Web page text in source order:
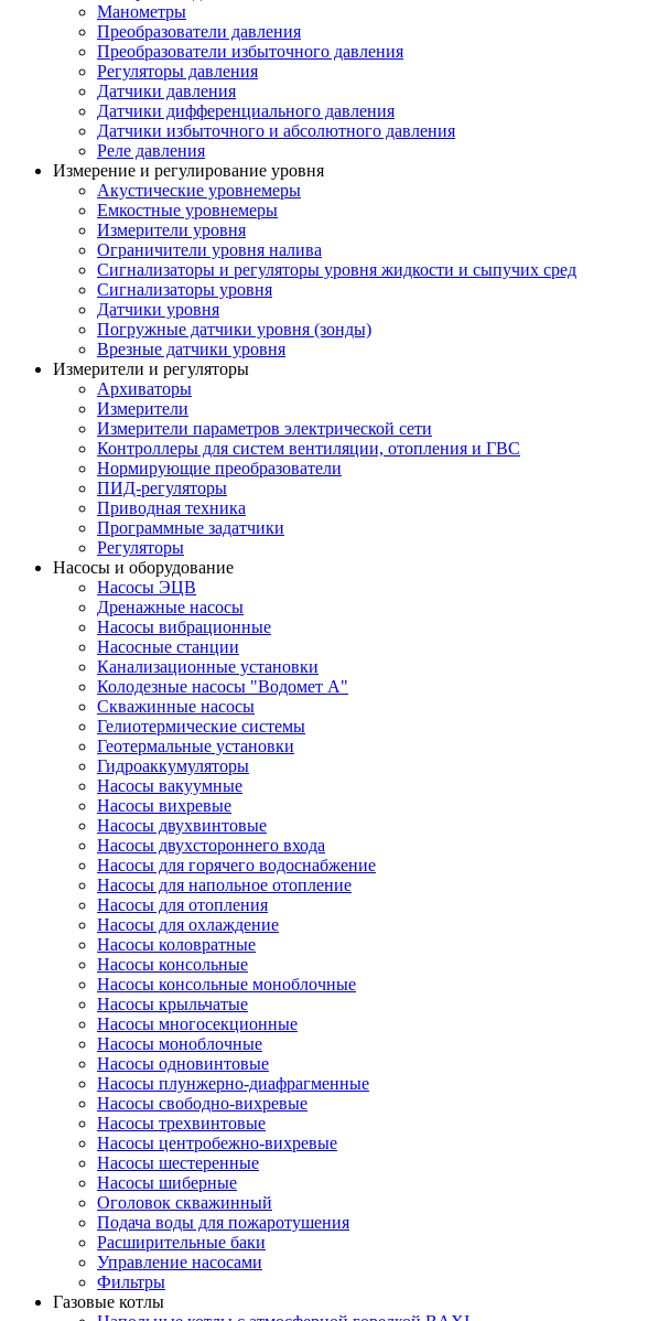
Манометры
Преобразователи давления
Преобразователи избыточного давления
Регуляторы давления
Датчики давления
Датчики дифференциального давления
Датчики избыточного и абсолютного давления
Реле давления
Измерение и регулирование уровня
Акустические уровнемеры
Емкостные уровнемеры
Измерители уровня
Ограничители уровня налива
Сигнализаторы и регуляторы уровня жидкости и сыпучих сред
Сигнализаторы уровня
Датчики уровня
Погружные датчики уровня (зонды)
Врезные датчики уровня
Измерители и регуляторы
Архиваторы
Измерители
Измерители параметров электрической сети
Контроллеры для систем вентиляции, отопления и ГВС
Нормирующие преобразователи
ПИД-регуляторы
Приводная техника
Программные задатчики
Регуляторы
Насосы и оборудование
Насосы ЭЦВ
Дренажные насосы
Насосы вибрационные
Насосные станции
Канализационные установки
Колодезные насосы "Водомет А"
Скважинные насосы
Гелиотермические системы
Геотермальные установки
Гидроаккумуляторы
Насосы вакуумные
Насосы вихревые
Насосы двухвинтовые
Насосы двухстороннего входа
Насосы для горячего водоснабжение
Насосы для напольное отопление
Насосы для отопления
Насосы для охлаждение
Насосы коловратные
Насосы консольные
Насосы консольные моноблочные
Насосы крыльчатые
Насосы многосекционные
Насосы моноблочные
Насосы одновинтовые
Насосы плунжерно-диафрагменные
Насосы свободно-вихревые
Насосы трехвинтовые
Насосы центробежно-вихревые
Насосы шестеренные
Насосы шиберные
Оголовок скважинный
Подача воды для пожаротушения
Расширительные баки
Управление насосами
Фильтры
Газовые котлы